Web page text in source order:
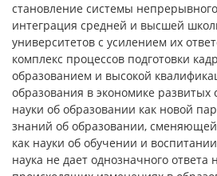
становление системы
интеграция средней и высшей
университетов с усилением их
комплекс процессов подготовки
образованием и высокой
образования в экономике развитых
науки об образовании как новой
знаний об образовании, сменяющей
как науки об обучении и
наука не дает однозначного ответа